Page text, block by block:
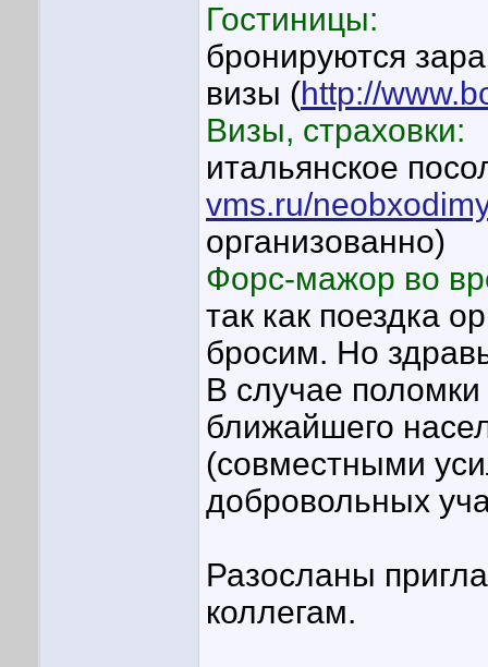
Гостиницы:
бронируются
визы (http://
Визы, страховки:
итальянское
vms.ru/
организованно)
Форс-мажор во
так как поездка
бросим. Но
В случае поломки
ближайшего
(совместными
добровольных
Разосланы
коллегам.